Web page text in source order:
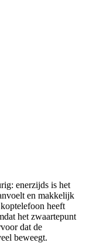
enerzijds is het
en makkelijk
heeft
het zwaartepunt
dat de
beweegt.